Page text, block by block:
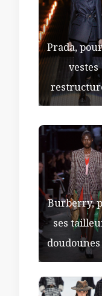
Prada,
vestes
Burberry,
ses